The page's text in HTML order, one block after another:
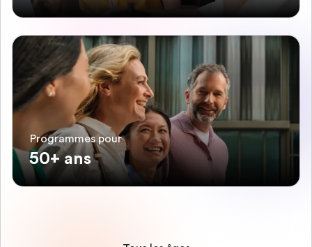
Programmes pour
50+ ans